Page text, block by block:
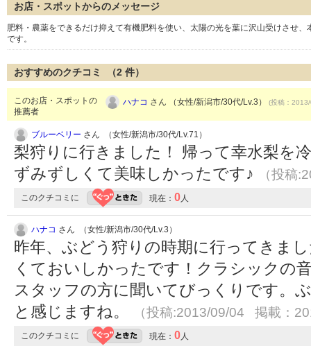
お店・スポットからのメッセージ
肥料・農薬をできるだけ抑えて有機肥料を使い、太陽の光を葉に沢山受けさせ
です。
おすすめのクチコミ （2 件）
このお店・スポットの
推薦者
ハナコ さん （女性/新潟市/30代/Lv.3） (投稿：
ブルーベリー さん （女性/新潟市/30代/Lv.71）
梨狩りに行きました！ 帰って幸水梨を
ずみずしくて美味しかったです♪
（投稿
このクチコミに 現在： 0人
ハナコ さん （女性/新潟市/30代/Lv.3）
昨年、ぶどう狩りの時期に行ってきま
くておいしかったです！クラシックの
スタッフの方に聞いてびっくりです。
と感じますね。
（投稿:2013/09/04 掲載：
このクチコミに 現在： 0人